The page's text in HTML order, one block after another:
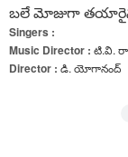
బలే మోజుగా తయారైన
Singers :
Music Director : టి.వి.
Director : డి. యోగానంద్